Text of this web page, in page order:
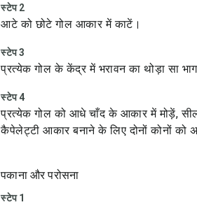
स्टेप 2
आटे को छोटे गोल आकार में काटें।
स्टेप 3
प्रत्येक गोल के केंद्र में भरावन का थोड़ा सा
स्टेप 4
प्रत्येक गोल को आधे चाँद के आकार में मोड़ें,
कैपेलेट्टी आकार बनाने के लिए दोनों कोनों को
पकाना और परोसना
स्टेप 1